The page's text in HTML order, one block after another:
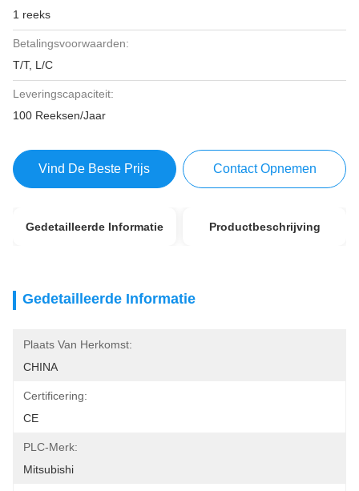
1 reeks
Betalingsvoorwaarden:
T/T, L/C
Leveringscapaciteit:
100 Reeksen/Jaar
Vind De Beste Prijs Contact Opnemen
Gedetailleerde Informatie Productbeschrijving
Gedetailleerde Informatie
Plaats Van Herkomst:
CHINA
Certificering:
CE
PLC-Merk:
Mitsubishi